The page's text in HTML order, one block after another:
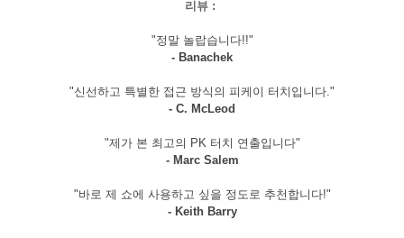
리뷰 :
"정말 놀랍습니다!!"
- Banachek
"신선하고 특별한 접근 방식의 피케이 터치입니다."
- C. McLeod
"제가 본 최고의 PK 터치 연출입니다"
- Marc Salem
"바로 제 쇼에 사용하고 싶을 정도로 추천합니다!"
- Keith Barry